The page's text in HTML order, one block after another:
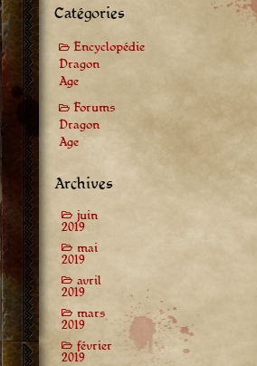
Catégories
Encyclopédie
Dragon
Age
Forums
Dragon
Age
Archives
juin
2019
mai
2019
avril
2019
mars
2019
février
2019